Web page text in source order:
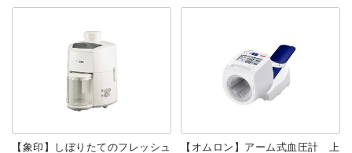
【象印】しぼりたてのフレッシュ
【オムロン】アーム式血圧計 上